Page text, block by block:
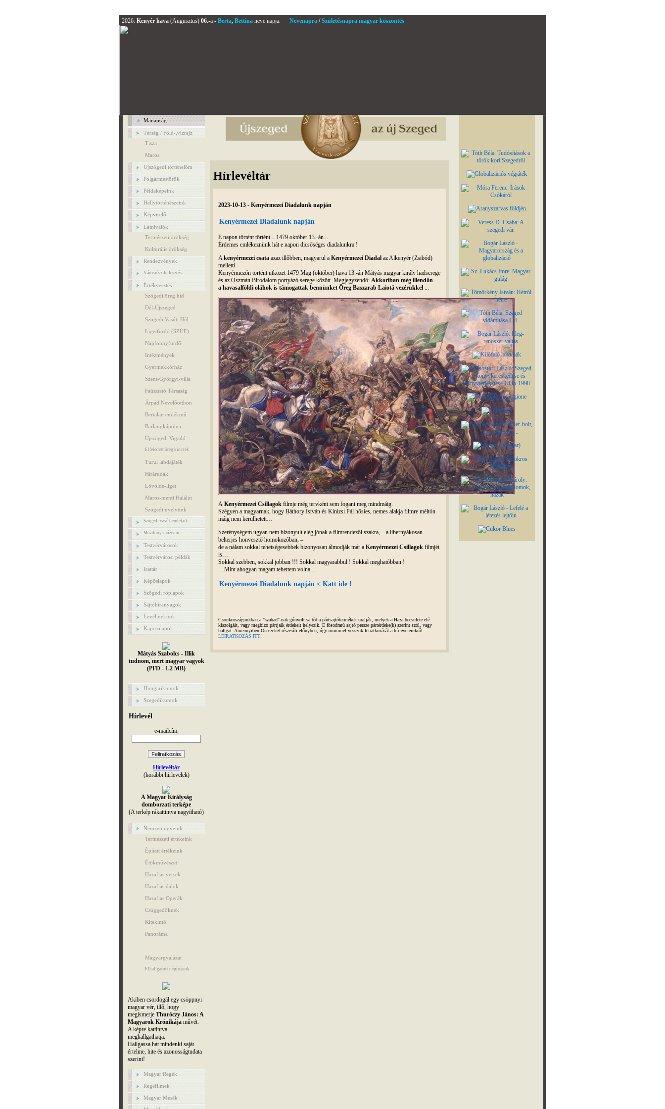
2026. Kenyér hava (Augusztus) 06.-a - Berta, Bettinaneve napja. Nevenapra/Születésnapra magyar köszöntés
Manapság
Térség / Föld-,vízrajz
Tisza
Maros
Ujszögedi történelöm
Polgármestörök
Példaképeink
Hellytörténészeink
Képviselő
Látnivalók
Természeti örökség
Kulturális örökség
Rendezvények
Városrész fejlesztés
Értékvesztés
Szögedi öreg híd
Dél-Újszeged
Szögedi Vasúti Híd
Ligetfürdő (SZÚE)
Napfonnyfürdő
Intézmények
Gyermekkórház
Szent-Györgyi-villa
Faúsztató Társaság
Árpád Nevelőotthon
Bertalan emlékmű
Barlangkápolna
Újszögedi Vigadó
Elfeledett öreg kincsek
Turul labdajáték
Hírárudák
Lövölde-liget
Maros-menti Halálút
Szögedi nyelvünk
Szögedi vasút-emlékök
Mozdony-múzeum
Testvérvárosok
Testvérvárosi példák
Irattár
Képöslapok
Szögedi röplapok
Sajtóhíranyagok
Levél nekünk
Kapcsolapok
Mátyás Szabolcs - Illik
tudnom, mert magyar vagyok
(PFD - 1.2 MB)
Hungarikumok
Szegedikumok
Hírlevél
e-mailcím:
Hírlevéltár
(korábbi hírlevelek)
A Magyar Királyság
domborzati terképe
(A terkép rákattintva nagyítható)
Nemzeti ügyeink
Természeti értékeink
Épített értékeink
Étökművészet
Hazafias versek
Hazafias dalok
Hazafias Operák
Csüggedőknek
Kitekintő
Panoráma
Magyargyalázat
Elhallgatott népírtások
Akiben csordogál egy csöppnyi
magyar vér, illő, hogy
megismerje Thuróczy János: A
Magyarok Krónikájaművét.
A képre kattintva
meghallgathatja.
Hallgassa hát mindenki saját
értelme, hite és azonosságtudata
szerint!
Magyar Regék
Regefilmek
Magyar Mesék
Hírlevéltár
2023-10-13 - Kenyérmezei Diadalunk napján
Kenyérmezei Diadalunk napján
E napon történt történt... 1479 október 13.-án...
Érdemes emlékeznünk hát e napon dicsőséges diadalunkra !
Akenyérmezei csataazaz illőbben, magyarul a Kenyérmezei Diadalaz Alkenyér (Zsibód)
melletti
Kenyérmezőn történt ütközet 1479 Mag (október) hava 13.-án Mátyás magyar király hadserege
és az Oszmán Birodalom portyázó serege között. Megjegyzendő: Akkoriban még illendőn
a havasalföldi oláhok is támogattak bennünket Öreg Baszarab Laiotă vezérükkel ...
A Kenyérmezei Csillagokfilmje még tervként sem fogant meg mindmáig.
Szégyen a magyarnak, hogy Báthory István és Kinizsi Pál hősies, nemes alakja filmre méltón
máig nem kerülhetett…
Szerénységem ugyan nem bizonyult elég jónak a filmrendezői szakra, – a libernyákosan
belterjes honvesztő homokozóban, –
de a nálam sokkal tehetségesebbek bizonyosan álmodják már a Kenyérmezei Csillagokfilmjét
is…
Sokkal szebben, sokkal jobban !!! Sokkal magyarabbul ! Sokkal meghatóbban !
…Mint ahogyan magam tehettem volna…
Kenyérmezei Diadalunk napján < Katt ide !
Csonkországunkban a "szabad"-nak gúnyolt sajtót a pártsajtótermékek uralják, melyek a Haza becsülete elé
kiszolgált, vagy megbízó pártjaik érdekeit helyezik. E fősodratú sajtó persze pártérdeke(k) szerint szól, vagy
hallgat. Amennyiben Ön ezeket részesíti előnyben, úgy örömmel vesszük leiratkozását a hírleveleinkről.
LEIRATKOZÁS ITT!